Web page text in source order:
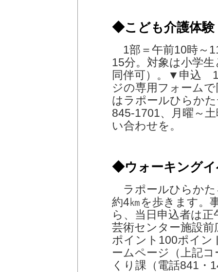
◆こども介護体験
1部＝午前10時～
15分。対象は小学
同伴可）。▼申込
ジの専用フォーム
はラポールひらか
845-1701、月曜～
い合わせを。
◆ウォーキング
ラポールひらかた
約4㎞を歩きます。
ら、当日申込者は
芸術センター施設
ポイント100ポイ
ームページ（上記
くり課（電話841・